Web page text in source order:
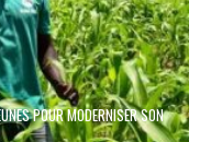
POUR MODERNISER SON